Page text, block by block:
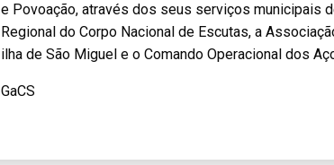
e Povoação, através dos seus serviços municipais
Regional do Corpo Nacional de Escutas, a
ilha de São Miguel e o Comando Operacional dos
GaCS